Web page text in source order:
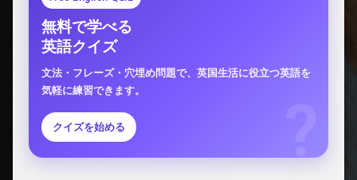
無料で学べる
英語クイズ
文法・フレーズ・穴埋め問題で、英国生活に役立つ英語を
気軽に練習できます。
クイズを始める